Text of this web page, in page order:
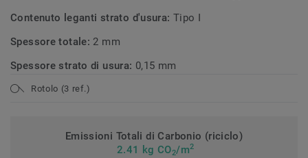
Contenuto leganti strato d'usura: Tipo I
Spessore totale: 2 mm
Spessore strato di usura: 0,15 mm
Rotolo (3 ref.)
Emissioni Totali di Carbonio (riciclo)
2.41 kg CO2/m2